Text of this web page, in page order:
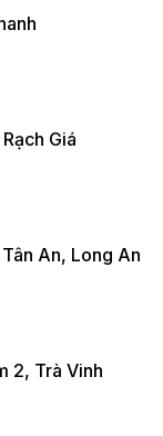
Giá
An, Long An
2, Trà Vinh